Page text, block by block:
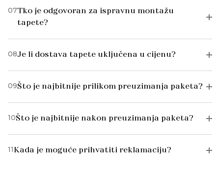
07Tko je odgovoran za ispravnu montažu
tapete?
08Je li dostava tapete uključena u cijenu?
09Što je najbitnije prilikom preuzimanja paketa?
10Što je najbitnije nakon preuzimanja paketa?
11Kada je moguće prihvatiti reklamaciju?